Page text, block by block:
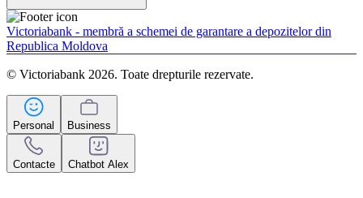
Victoriabank - membră a schemei de garantare a depozitelor din
Republica Moldova
© Victoriabank 2026. Toate drepturile rezervate.
Personal Business
Contacte Chatbot Alex